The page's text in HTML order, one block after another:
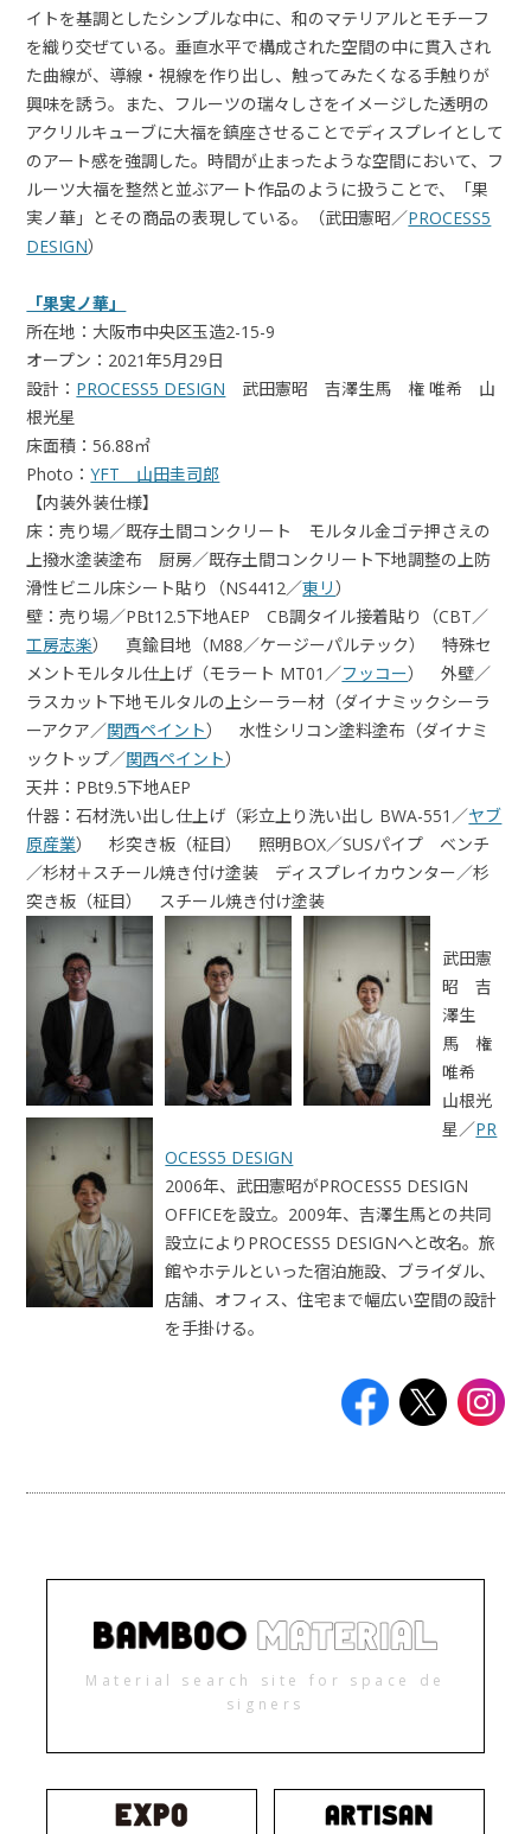
イトを基調としたシンプルな中に、和のマテリアルとモチーフ
を織り交ぜている。垂直水平で構成された空間の中に貫入され
た曲線が、導線・視線を作り出し、触ってみたくなる手触りが
興味を誘う。また、フルーツの瑞々しさをイメージした透明の
アクリルキューブに大福を鎮座させることでディスプレイとして
のアート感を強調した。時間が止まったような空間において、フ
ルーツ大福を整然と並ぶアート作品のように扱うことで、「果
実ノ華」とその商品の表現している。（武田憲昭／PROCESS5
DESIGN）
「果実ノ華」
所在地：大阪市中央区玉造2-15-9
オープン：2021年5月29日
設計： PROCESS5 DESIGN 武田憲昭 吉澤生馬 権 唯希 山
根光星
床面積：56.88㎡
Photo：YFT 山田圭司郎
【内装外装仕様】
床：売り場／既存土間コンクリート モルタル金ゴテ押さえの
上撥水塗装塗布 厨房／既存土間コンクリート下地調整の上防
滑性ビニル床シート貼り（NS4412／東リ）
壁：売り場／PBt12.5下地AEP CB調タイル接着貼り（CBT／
工房志楽） 真鍮目地（M88／ケージーパルテック） 特殊セ
メントモルタル仕上げ（モラート MT01／フッコー） 外壁／
ラスカット下地モルタルの上シーラー材（ダイナミックシーラ
ーアクア／関西ペイント） 水性シリコン塗料塗布（ダイナミ
ックトップ／関西ペイント）
天井：PBt9.5下地AEP
什器：石材洗い出し仕上げ（彩立上り洗い出し BWA-551／ヤブ
原産業） 杉突き板（柾目） 照明BOX／SUSパイプ ベンチ
／杉材＋スチール焼き付け塗装 ディスプレイカウンター／杉
突き板（柾目） スチール焼き付け塗装
武田憲
昭 吉
澤生
馬 権
唯希
山根光
星／PR
OCESS5 DESIGN
2006年、武田憲昭がPROCESS5 DESIGN
OFFICEを設立。2009年、吉澤生馬との共同
設立によりPROCESS5 DESIGNへと改名。旅
館やホテルといった宿泊施設、ブライダル、
店舗、オフィス、住宅まで幅広い空間の設計
を手掛ける。
Material search site for space de
signers